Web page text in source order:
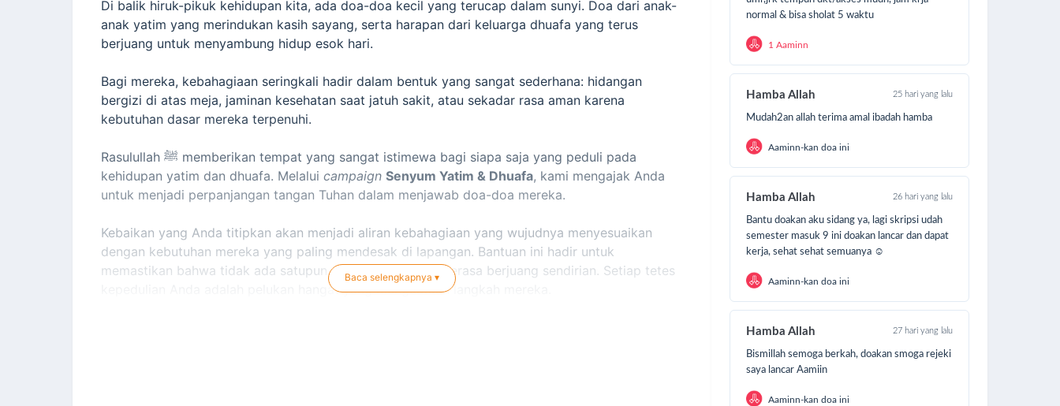
Di balik hiruk-pikuk kehidupan kita, ada doa-doa kecil yang terucap dalam sunyi. Doa dari anak-
anak yatim yang merindukan kasih sayang, serta harapan dari keluarga dhuafa yang terus
berjuang untuk menyambung hidup esok hari.
Bagi mereka, kebahagiaan seringkali hadir dalam bentuk yang sangat sederhana: hidangan
bergizi di atas meja, jaminan kesehatan saat jatuh sakit, atau sekadar rasa aman karena
kebutuhan dasar mereka terpenuhi.
Rasulullah ﷺ memberikan tempat yang sangat istimewa bagi siapa saja yang peduli pada
kehidupan yatim dan dhuafa. Melalui campaign Senyum Yatim & Dhuafa, kami mengajak Anda
untuk menjadi perpanjangan tangan Tuhan dalam menjawab doa-doa mereka.
Kebaikan yang Anda titipkan akan menjadi aliran kebahagiaan yang wujudnya menyesuaikan
dengan kebutuhan mereka yang paling mendesak di lapangan. Bantuan ini hadir untuk
memastikan bahwa tidak ada satupun dari mereka yang merasa berjuang sendirian. Setiap tetes
kepedulian Anda adalah pelukan hangat yang menguatkan langkah mereka.
Baca selengkapnya ▾
normal & bisa sholat 5 waktu
1 Aaminn
Hamba Allah 25 hari yang lalu
Mudah2an allah terima amal ibadah hamba
Aaminn-kan doa ini
Hamba Allah 26 hari yang lalu
Bantu doakan aku sidang ya, lagi skripsi udah
semester masuk 9 ini doakan lancar dan dapat
kerja, sehat sehat semuanya ☺️
Aaminn-kan doa ini
Hamba Allah 27 hari yang lalu
Bismillah semoga berkah, doakan smoga rejeki
saya lancar Aamiin
Aaminn-kan doa ini